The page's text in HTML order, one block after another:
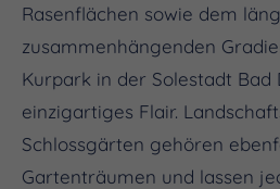
Rasenflächen sowie dem
zusammenhängenden
Kurpark in der Solestadt Bad
einzigartiges Flair.
Schlossgärten gehören
Gartenträumen und lassen